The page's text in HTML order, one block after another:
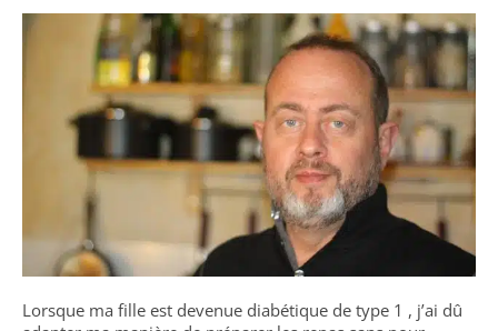
Lorsque ma fille est devenue diabétique de type 1 , j’ai dû